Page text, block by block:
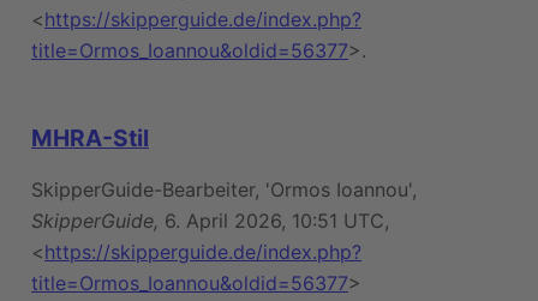
<https://skipperguide.de/index.php?
title=Ormos_Ioannou&oldid=56377>.
MHRA-Stil
SkipperGuide-Bearbeiter, 'Ormos Ioannou',
SkipperGuide, 6. April 2026, 10:51 UTC,
<https://skipperguide.de/index.php?
title=Ormos_Ioannou&oldid=56377>